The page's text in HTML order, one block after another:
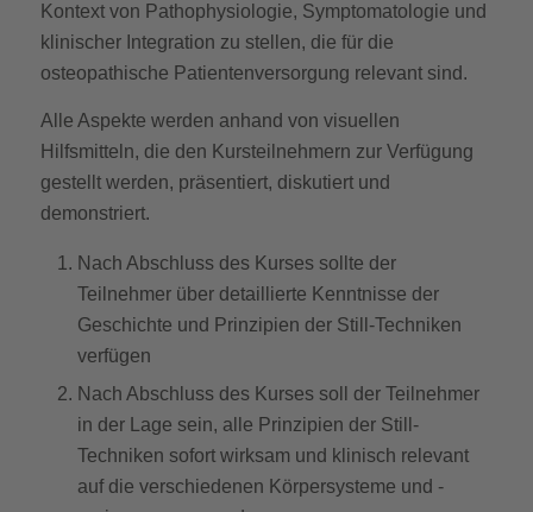
Kontext von Pathophysiologie, Symptomatologie und
klinischer Integration zu stellen, die für die
osteopathische Patientenversorgung relevant sind.
Alle Aspekte werden anhand von visuellen
Hilfsmitteln, die den Kursteilnehmern zur Verfügung
gestellt werden, präsentiert, diskutiert und
demonstriert.
Nach Abschluss des Kurses sollte der
Teilnehmer über detaillierte Kenntnisse der
Geschichte und Prinzipien der Still-Techniken
verfügen
Nach Abschluss des Kurses soll der Teilnehmer
in der Lage sein, alle Prinzipien der Still-
Techniken sofort wirksam und klinisch relevant
auf die verschiedenen Körpersysteme und -